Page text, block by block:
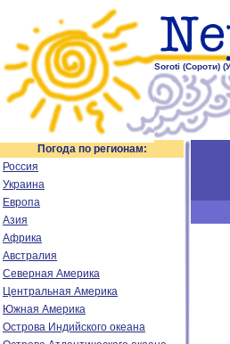
Soroti (Сороти)
Погода по регионам:
Россия
Украина
Европа
Азия
Африка
Австралия
Северная Америка
Центральная Америка
Южная Америка
Острова Индийского океана